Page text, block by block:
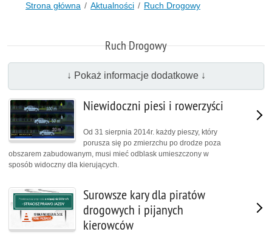
Strona główna Aktualności Ruch Drogowy
Ruch Drogowy
↓ Pokaż informacje dodatkowe ↓
Niewidoczni piesi i rowerzyści
Od 31 sierpnia 2014r. każdy pieszy, który
porusza się po zmierzchu po drodze poza
obszarem zabudowanym, musi mieć odblask umieszczony w
sposób widoczny dla kierujących.
Surowsze kary dla piratów
drogowych i pijanych
kierowców